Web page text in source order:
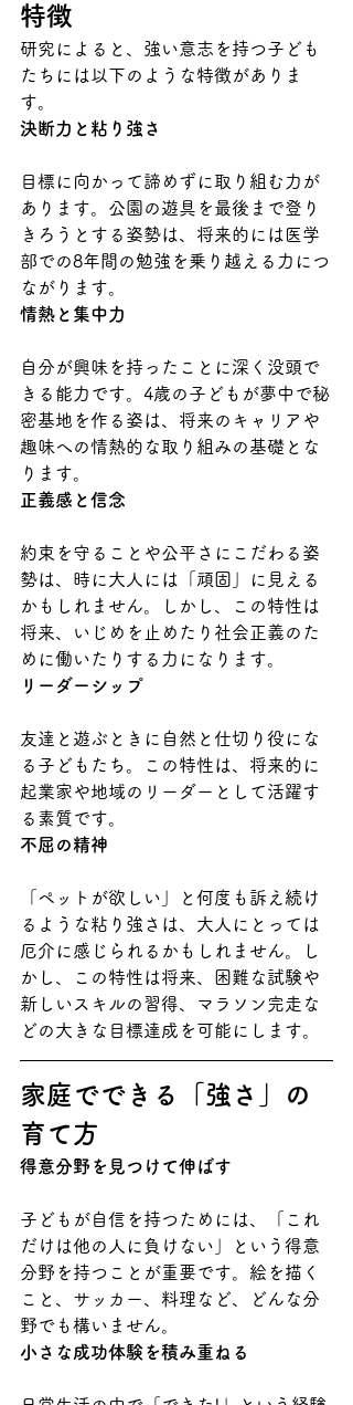
特徴
研究によると、強い意志を持つ子ども
たちには以下のような特徴がありま
す。
決断力と粘り強さ
目標に向かって諦めずに取り組む力が
あります。公園の遊具を最後まで登り
きろうとする姿勢は、将来的には医学
部での8年間の勉強を乗り越える力につ
ながります。
情熱と集中力
自分が興味を持ったことに深く没頭で
きる能力です。4歳の子どもが夢中で秘
密基地を作る姿は、将来のキャリアや
趣味への情熱的な取り組みの基礎とな
ります。
正義感と信念
約束を守ることや公平さにこだわる姿
勢は、時に大人には「頑固」に見える
かもしれません。しかし、この特性は
将来、いじめを止めたり社会正義のた
めに働いたりする力になります。
リーダーシップ
友達と遊ぶときに自然と仕切り役にな
る子どもたち。この特性は、将来的に
起業家や地域のリーダーとして活躍す
る素質です。
不屈の精神
「ペットが欲しい」と何度も訴え続け
るような粘り強さは、大人にとっては
厄介に感じられるかもしれません。し
かし、この特性は将来、困難な試験や
新しいスキルの習得、マラソン完走な
どの大きな目標達成を可能にします。
家庭でできる「強さ」の
育て方
得意分野を見つけて伸ばす
子どもが自信を持つためには、「これ
だけは他の人に負けない」という得意
分野を持つことが重要です。絵を描く
こと、サッカー、料理など、どんな分
野でも構いません。
小さな成功体験を積み重ねる